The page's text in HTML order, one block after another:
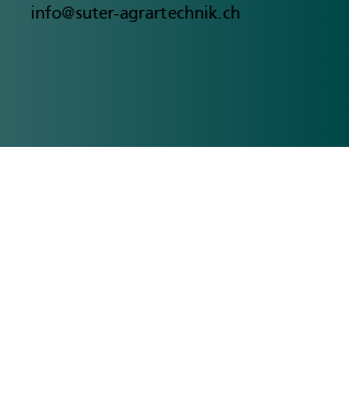
info@suter-agrartechnik.ch